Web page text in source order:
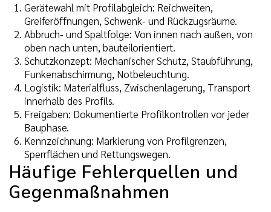
Gerätewahl mit Profilabgleich: Reichweiten,
Greiferöffnungen, Schwenk- und Rückzugsräume.
Abbruch- und Spaltfolge: Von innen nach außen, von
oben nach unten, bauteilorientiert.
Schutzkonzept: Mechanischer Schutz, Staubführung,
Funkenabschirmung, Notbeleuchtung.
Logistik: Materialfluss, Zwischenlagerung, Transport
innerhalb des Profils.
Freigaben: Dokumentierte Profilkontrollen vor jeder
Bauphase.
Kennzeichnung: Markierung von Profilgrenzen,
Sperrflächen und Rettungswegen.
Häufige Fehlerquellen und
Gegenmaßnahmen